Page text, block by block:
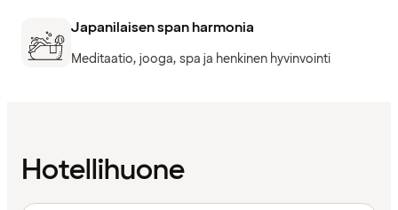
Japanilaisen span harmonia
Meditaatio, jooga, spa ja henkinen hyvinvointi
Hotellihuone